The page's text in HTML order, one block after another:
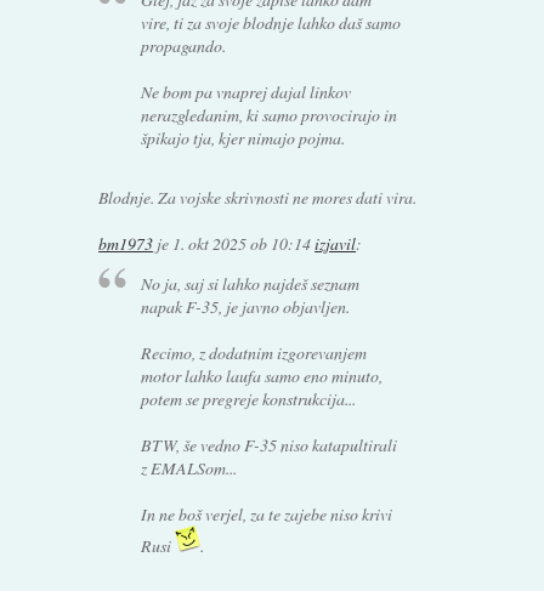
vire, ti za svoje blodnje lahko daš samo
propagando.
Ne bom pa vnaprej dajal linkov
nerazgledanim, ki samo provocirajo in
špikajo tja, kjer nimajo pojma.
Blodnje. Za vojske skrivnosti ne mores dati vira.
bm1973 je 1. okt 2025 ob 10:14izjavil:
No ja, saj si lahko najdeš seznam
napak F-35, je javno objavljen.
Recimo, z dodatnim izgorevanjem
motor lahko laufa samo eno minuto,
potem se pregreje konstrukcija...
BTW, še vedno F-35 niso katapultirali
z EMALSom...
In ne boš verjel, za te zajebe niso krivi
Rusi
.